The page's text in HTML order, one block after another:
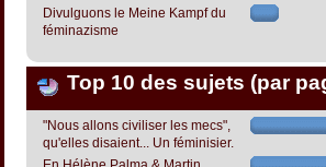
Divulguons le Meine Kampf du
féminazisme
Top 10 des sujets (par
"Nous allons civiliser les mecs",
qu'elles disaient... Un féminisier.